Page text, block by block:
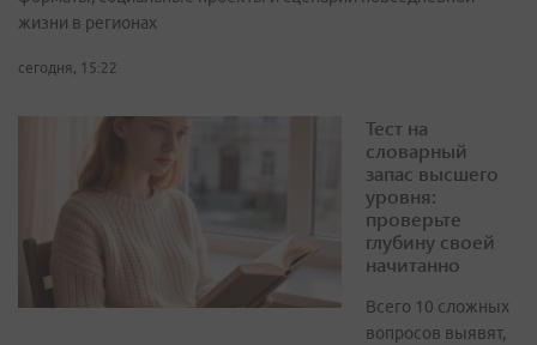
жизни в регионах
сегодня, 15:22
Тест на
словарный
запас высшего
уровня:
проверьте
глубину своей
начитанно
Всего 10 сложных
вопросов выявят,